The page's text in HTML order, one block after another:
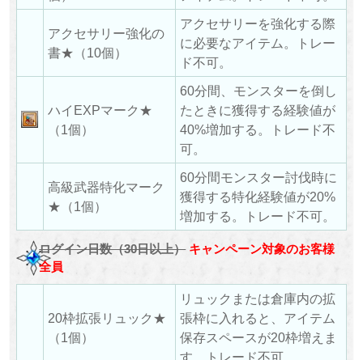
アクセサリー強化の
書★（10個）
アクセサリーを強化する際
に必要なアイテム。トレー
ド不可。
ハイEXPマーク★
（1個）
60分間、モンスターを倒し
たときに獲得する経験値が
40%増加する。トレード不
可。
高級武器特化マーク
★（1個）
60分間モンスター討伐時に
獲得する特化経験値が20%
増加する。トレード不可。
ログイン日数（30日以上） キャンペーン対象のお客様
全員
20枠拡張リュック★
（1個）
リュックまたは倉庫内の拡
張枠に入れると、アイテム
保存スペースが20枠増えま
す。トレード不可。